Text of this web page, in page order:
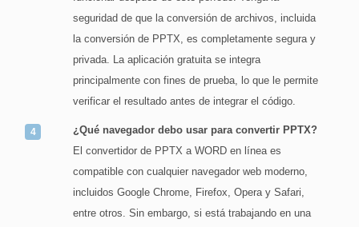
seguridad de que la conversión de archivos, incluida
la conversión de PPTX, es completamente segura y
privada. La aplicación gratuita se integra
principalmente con fines de prueba, lo que le permite
verificar el resultado antes de integrar el código.
¿Qué navegador debo usar para convertir PPTX?
El convertidor de PPTX a WORD en línea es
compatible con cualquier navegador web moderno,
incluidos Google Chrome, Firefox, Opera y Safari,
entre otros. Sin embargo, si está trabajando en una